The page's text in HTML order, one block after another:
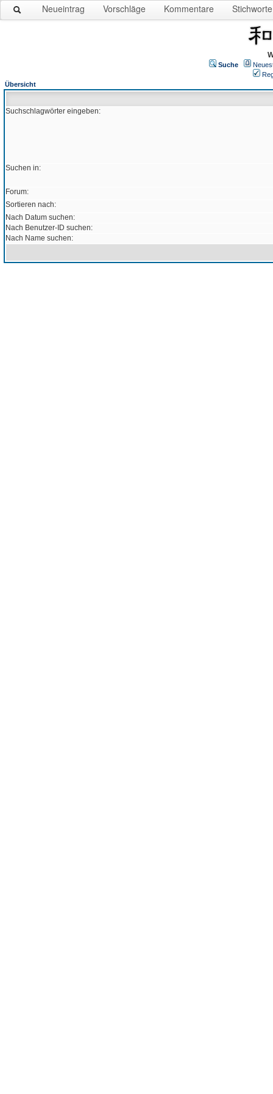
Neueintrag Vorschläge Kommentare Stichworte
Suche
Übersicht
Suchschlagwörter eingeben:
Suchen in:
Forum:
Sortieren nach:
Nach Datum suchen:
Nach Benutzer-ID suchen:
Nach Name suchen: